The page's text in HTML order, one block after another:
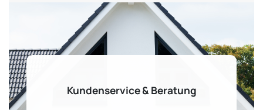
Kundenservice & Beratung